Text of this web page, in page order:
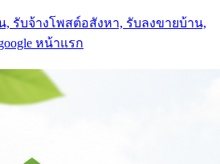
, รับจ้างโพสต์อสังหา, รับลงขายบ้าน,
หน้าแรก